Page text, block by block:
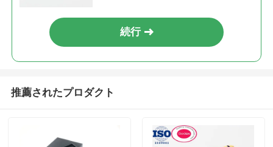
続行
推薦されたプロダクト